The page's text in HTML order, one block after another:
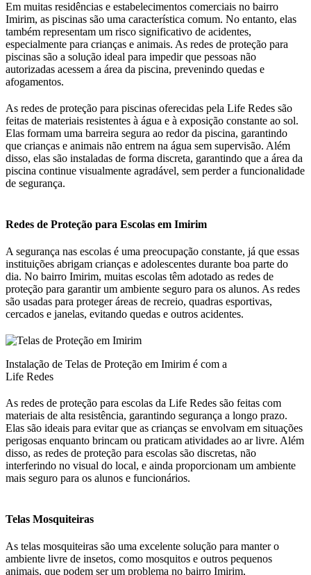
Em muitas residências e estabelecimentos comerciais no bairro
Imirim, as piscinas são uma característica comum. No entanto, elas
também representam um risco significativo de acidentes,
especialmente para crianças e animais. As redes de proteção para
piscinas são a solução ideal para impedir que pessoas não
autorizadas acessem a área da piscina, prevenindo quedas e
afogamentos.
As redes de proteção para piscinas oferecidas pela Life Redes são
feitas de materiais resistentes à água e à exposição constante ao sol.
Elas formam uma barreira segura ao redor da piscina, garantindo
que crianças e animais não entrem na água sem supervisão. Além
disso, elas são instaladas de forma discreta, garantindo que a área da
piscina continue visualmente agradável, sem perder a funcionalidade
de segurança.
Redes de Proteção para Escolas em Imirim
A segurança nas escolas é uma preocupação constante, já que essas
instituições abrigam crianças e adolescentes durante boa parte do
dia. No bairro Imirim, muitas escolas têm adotado as redes de
proteção para garantir um ambiente seguro para os alunos. As redes
são usadas para proteger áreas de recreio, quadras esportivas,
cercados e janelas, evitando quedas e outros acidentes.
Instalação de Telas de Proteção em Imirim é com a
Life Redes
As redes de proteção para escolas da Life Redes são feitas com
materiais de alta resistência, garantindo segurança a longo prazo.
Elas são ideais para evitar que as crianças se envolvam em situações
perigosas enquanto brincam ou praticam atividades ao ar livre. Além
disso, as redes de proteção para escolas são discretas, não
interferindo no visual do local, e ainda proporcionam um ambiente
mais seguro para os alunos e funcionários.
Telas Mosquiteiras
As telas mosquiteiras são uma excelente solução para manter o
ambiente livre de insetos, como mosquitos e outros pequenos
animais, que podem ser um problema no bairro Imirim,